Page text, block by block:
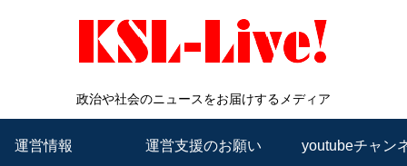
政治や社会のニュースをお届けするメディア
運営情報 運営支援のお願い youtubeチャン